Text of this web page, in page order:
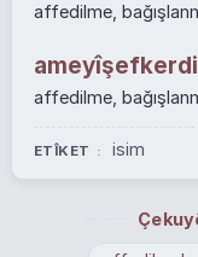
affedilme,
affedilme,
ETÎKET isim